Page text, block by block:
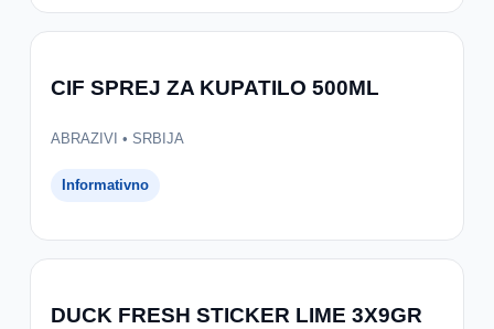
CIF SPREJ ZA KUPATILO 500ML
ABRAZIVI • SRBIJA
Informativno
DUCK FRESH STICKER LIME 3X9GR